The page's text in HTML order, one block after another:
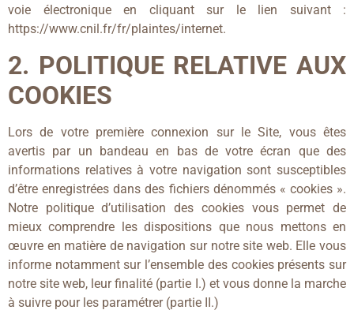
voie électronique en cliquant sur le lien suivant :
https://www.cnil.fr/fr/plaintes/internet.
2. POLITIQUE RELATIVE AUX
COOKIES
Lors de votre première connexion sur le Site, vous êtes
avertis par un bandeau en bas de votre écran que des
informations relatives à votre navigation sont susceptibles
d’être enregistrées dans des fichiers dénommés « cookies ».
Notre politique d’utilisation des cookies vous permet de
mieux comprendre les dispositions que nous mettons en
œuvre en matière de navigation sur notre site web. Elle vous
informe notamment sur l’ensemble des cookies présents sur
notre site web, leur finalité (partie I.) et vous donne la marche
à suivre pour les paramétrer (partie II.)